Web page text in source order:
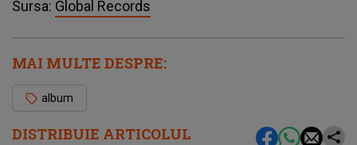
DISTRIBUIE ARTICOLUL
Sursa: Global Records
MAI MULTE DESPRE:
album